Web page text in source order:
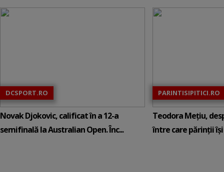
DCSPORT.RO
Novak Djokovic, calificat în a 12-a
semifinală la Australian Open. Înc...
PARINTISIPITICI.RO
Teodora Mețiu,
între care părinții își